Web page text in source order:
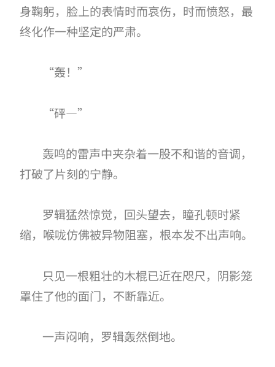
身鞠躬，脸上的表情时而哀伤，时而愤怒，最
终化作一种坚定的严肃。
“轰！”
“砰—”
轰鸣的雷声中夹杂着一股不和谐的音调，
打破了片刻的宁静。
罗辑猛然惊觉，回头望去，瞳孔顿时紧
缩，喉咙仿佛被异物阻塞，根本发不出声响。
只见一根粗壮的木棍已近在咫尺，阴影笼
罩住了他的面门，不断靠近。
一声闷响，罗辑轰然倒地。